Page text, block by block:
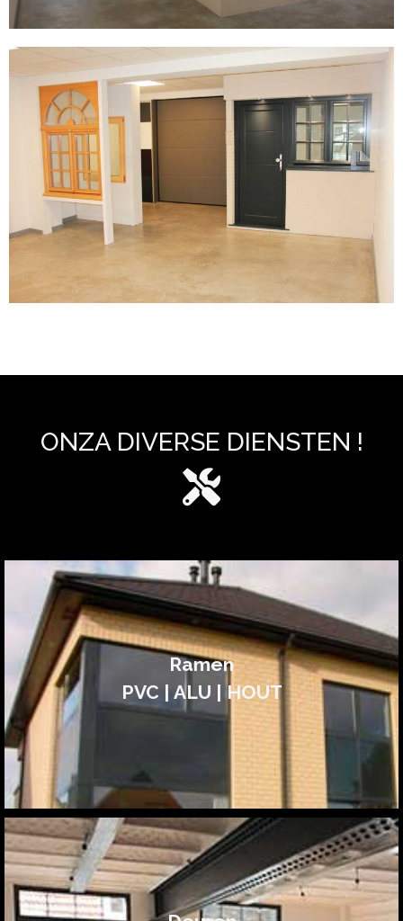
ONZA DIVERSE DIENSTEN !
Ramen
PVC | ALU | HOUT